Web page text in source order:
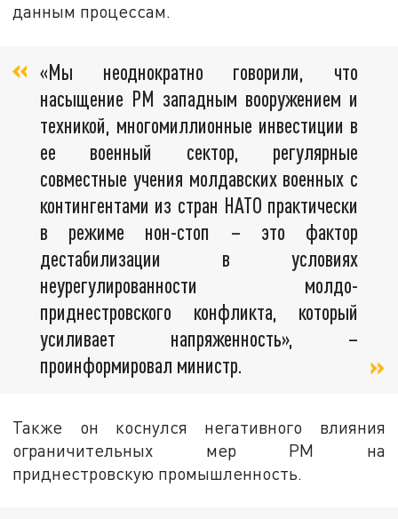
данным процессам.
«Мы неоднократно говорили, что
насыщение РМ западным вооружением и
техникой, многомиллионные инвестиции в
ее военный сектор, регулярные
совместные учения молдавских военных с
контингентами из стран НАТО практически
в режиме нон-стоп – это фактор
дестабилизации в условиях
неурегулированности молдо-
приднестровского конфликта, который
усиливает напряженность», –
проинформировал министр.
Также он коснулся негативного влияния
ограничительных мер РМ на
приднестровскую промышленность.